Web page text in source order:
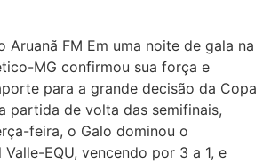
Aruanã FM Em uma noite de gala na
MG confirmou sua força e
para a grande decisão da Copa
partida de volta das semifinais,
feira, o Galo dominou o
EQU, vencendo por 3 a 1, e